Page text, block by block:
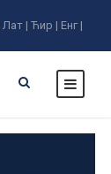
Лат | Ћир | Енг |